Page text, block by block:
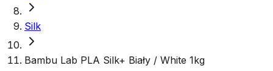
Silk
Bambu Lab PLA Silk+ Biały / White 1kg